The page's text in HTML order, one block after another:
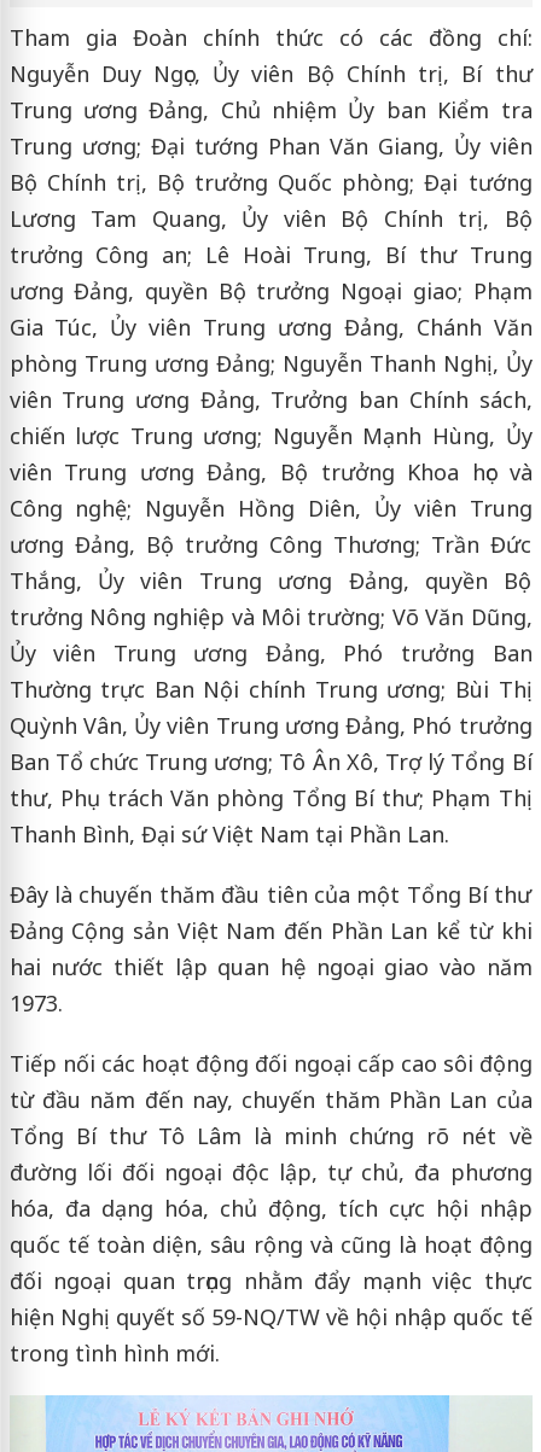
Tham gia Đoàn chính thức có các đồng chí:
Nguyễn Duy Ngọc, Ủy viên Bộ Chính trị, Bí thư
Trung ương Đảng, Chủ nhiệm Ủy ban Kiểm tra
Trung ương; Đại tướng Phan Văn Giang, Ủy viên
Bộ Chính trị, Bộ trưởng Quốc phòng; Đại tướng
Lương Tam Quang, Ủy viên Bộ Chính trị, Bộ
trưởng Công an; Lê Hoài Trung, Bí thư Trung
ương Đảng, quyền Bộ trưởng Ngoại giao; Phạm
Gia Túc, Ủy viên Trung ương Đảng, Chánh Văn
phòng Trung ương Đảng; Nguyễn Thanh Nghị, Ủy
viên Trung ương Đảng, Trưởng ban Chính sách,
chiến lược Trung ương; Nguyễn Mạnh Hùng, Ủy
viên Trung ương Đảng, Bộ trưởng Khoa học và
Công nghệ; Nguyễn Hồng Diên, Ủy viên Trung
ương Đảng, Bộ trưởng Công Thương; Trần Đức
Thắng, Ủy viên Trung ương Đảng, quyền Bộ
trưởng Nông nghiệp và Môi trường; Võ Văn Dũng,
Ủy viên Trung ương Đảng, Phó trưởng Ban
Thường trực Ban Nội chính Trung ương; Bùi Thị
Quỳnh Vân, Ủy viên Trung ương Đảng, Phó trưởng
Ban Tổ chức Trung ương; Tô Ân Xô, Trợ lý Tổng Bí
thư, Phụ trách Văn phòng Tổng Bí thư; Phạm Thị
Thanh Bình, Đại sứ Việt Nam tại Phần Lan.
Đây là chuyến thăm đầu tiên của một Tổng Bí thư
Đảng Cộng sản Việt Nam đến Phần Lan kể từ khi
hai nước thiết lập quan hệ ngoại giao vào năm
1973.
Tiếp nối các hoạt động đối ngoại cấp cao sôi động
từ đầu năm đến nay, chuyến thăm Phần Lan của
Tổng Bí thư Tô Lâm là minh chứng rõ nét về
đường lối đối ngoại độc lập, tự chủ, đa phương
hóa, đa dạng hóa, chủ động, tích cực hội nhập
quốc tế toàn diện, sâu rộng và cũng là hoạt động
đối ngoại quan trọng nhằm đẩy mạnh việc thực
hiện Nghị quyết số 59-NQ/TW về hội nhập quốc tế
trong tình hình mới.